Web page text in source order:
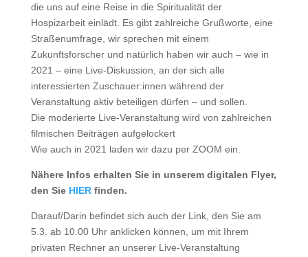
die uns auf eine Reise in die Spiritualität der
Hospizarbeit einlädt. Es gibt zahlreiche Grußworte, eine
Straßenumfrage, wir sprechen mit einem
Zukunftsforscher und natürlich haben wir auch – wie in
2021 – eine Live-Diskussion, an der sich alle
interessierten Zuschauer:innen während der
Veranstaltung aktiv beteiligen dürfen – und sollen.
Die moderierte Live-Veranstaltung wird von zahlreichen
filmischen Beiträgen aufgelockert
Wie auch in 2021 laden wir dazu per ZOOM ein.
Nähere Infos erhalten Sie in unserem digitalen Flyer,
den Sie HIERfinden.
Darauf/Darin befindet sich auch der Link, den Sie am
5.3. ab 10.00 Uhr anklicken können, um mit Ihrem
privaten Rechner an unserer Live-Veranstaltung